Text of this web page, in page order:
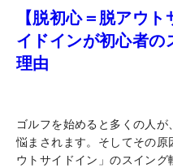
【脱初心＝脱アウ
イドインが初心者の
理由
ゴルフを始めると多くの人
悩まされます。そしてその
ウトサイドイン」のスイン